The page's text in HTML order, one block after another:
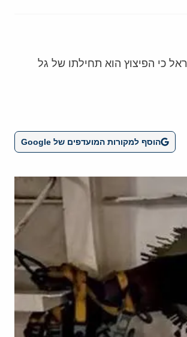
כי הפיצוץ הוא תחילתו של גל
הוסף למקורות המועדפים של Google